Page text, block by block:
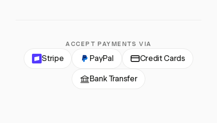
ACCEPT PAYMENTS VIA
Stripe PayPal Credit Cards
Bank Transfer